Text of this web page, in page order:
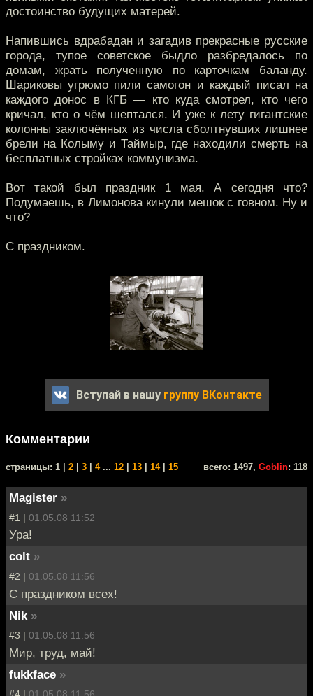
достоинство будущих матерей.
Напившись вдрабадан и загадив прекрасные русские
города, тупое советское быдло разбредалось по
домам, жрать полученную по карточкам баланду.
Шариковы угрюмо пили самогон и каждый писал на
каждого донос в КГБ — кто куда смотрел, кто чего
кричал, кто о чём шептался. И уже к лету гигантские
колонны заключённых из числа сболтнувших лишнее
брели на Колыму и Таймыр, где находили смерть на
бесплатных стройках коммунизма.
Вот такой был праздник 1 мая. А сегодня что?
Подумаешь, в Лимонова кинули мешок с говном. Ну и
что?
С праздником.
Вступай в нашу группу ВКонтакте
Комментарии
cтраницы: 1 | 2 3 4... 12 13 14| 15 всего: 1497, Goblin: 118
Magister »
#1 | 01.05.08 11:52
Ура!
colt »
#2 | 01.05.08 11:56
С праздником всех!
Nik »
#3 | 01.05.08 11:56
Мир, труд, май!
fukkface »
#4 | 01.05.08 11:56